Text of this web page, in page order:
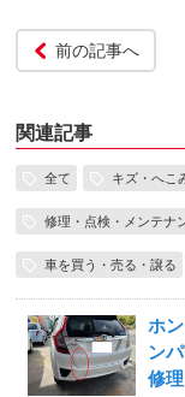
前の記事へ
関連記事
全て キズ・へこ
修理・点検・メンテナ
車を買う・売る・譲る
ホ
ン
修